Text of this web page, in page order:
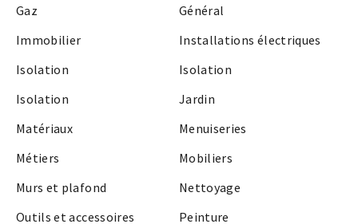
Gaz
Général
Immobilier
Installations électriques
Isolation
Isolation
Isolation
Jardin
Matériaux
Menuiseries
Métiers
Mobiliers
Murs et plafond
Nettoyage
Outils et accessoires
Peinture